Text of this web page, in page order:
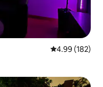
從 182 則評價
4.99 (182)